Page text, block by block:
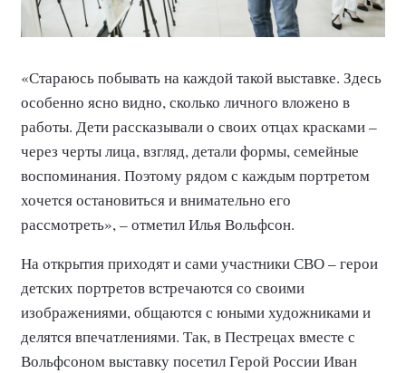
«Стараюсь побывать на каждой такой выставке. Здесь
особенно ясно видно, сколько личного вложено в
работы. Дети рассказывали о своих отцах красками –
через черты лица, взгляд, детали формы, семейные
воспоминания. Поэтому рядом с каждым портретом
хочется остановиться и внимательно его
рассмотреть», – отметил Илья Вольфсон.
На открытия приходят и сами участники СВО – герои
детских портретов встречаются со своими
изображениями, общаются с юными художниками и
делятся впечатлениями. Так, в Пестрецах вместе с
Вольфсоном выставку посетил Герой России Иван